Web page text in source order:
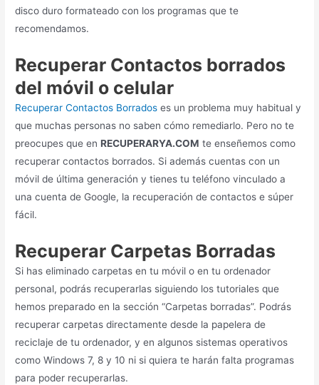
disco duro formateado con los programas que te
recomendamos.
Recuperar Contactos borrados
del móvil o celular
Recuperar Contactos Borrados es un problema muy habitual y
que muchas personas no saben cómo remediarlo. Pero no te
preocupes que enRECUPERARYA.COM te enseñemos como
recuperar contactos borrados. Si además cuentas con un
móvil de última generación y tienes tu teléfono vinculado a
una cuenta de Google, la recuperación de contactos e súper
fácil.
Recuperar Carpetas Borradas
Si has eliminado carpetas en tu móvil o en tu ordenador
personal, podrás recuperarlas siguiendo los tutoriales que
hemos preparado en la sección “Carpetas borradas”. Podrás
recuperar carpetas directamente desde la papelera de
reciclaje de tu ordenador, y en algunos sistemas operativos
como Windows 7, 8 y 10 ni si quiera te harán falta programas
para poder recuperarlas.